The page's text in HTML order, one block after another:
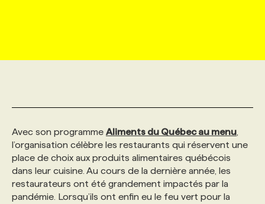
INITIATIVES NUMÉRIQUES
PRIX ET DISTINCTIONS
TENDANCES
MARKETING DURABLE
GEO/SEO
ÉVÉNEMENTIEL
ANNONCEZ AVEC NOUS
PROFIL ENTREPRISE
FAQ
ANNONCEZ AVEC NOUS
PROFIL CANDIDAT
ANNONCEZ AVEC NOUS
NOS PARCOURS DE FORMATIONS
FORMATIONS PERSONNALISÉES
NOS FORMATEUR‧RICES
SERVICE DE CHASSE DE TÊTE
NOS TARIFS
NOS EXPERTISES
Avec son programme Aliments du Québec au menu
l’organisation célèbre les restaurants qui réservent une
place de choix aux produits alimentaires québécois
dans leur cuisine. Au cours de la dernière année, les
restaurateurs ont été grandement impactés par la
pandémie. Lorsqu’ils ont enfin eu le feu vert pour la